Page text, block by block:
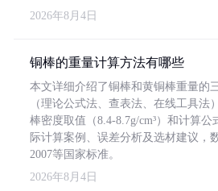
2026年8月4日
铜棒的重量计算方法有哪些
本文详细介绍了铜棒和黄铜棒重量的
（理论公式法、查表法、在线工具法
棒密度取值（8.4-8.7g/cm³）和计算
际计算案例、误差分析及选材建议，
2007等国家标准。
2026年8月4日